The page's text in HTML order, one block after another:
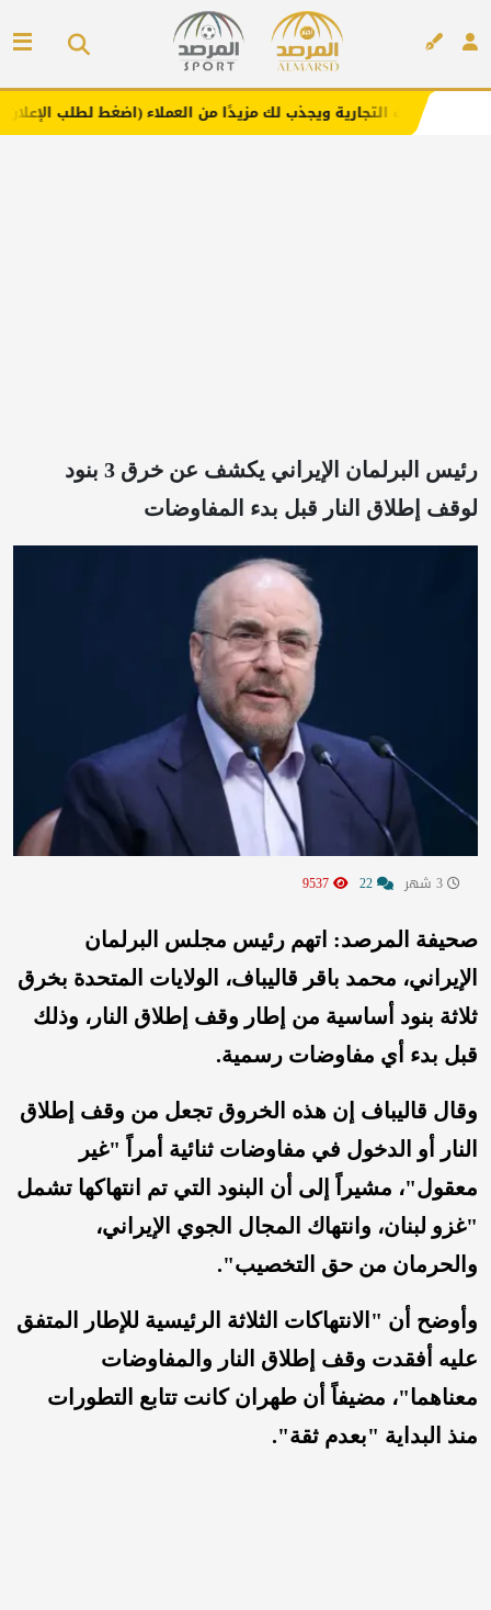
ويجذب لك مزيدًا من العملاء (اضغط لطلب الإعلان)
رئيس البرلمان الإيراني يكشف عن خرق 3 بنود
لوقف إطلاق النار قبل بدء المفاوضات
صحيفة المرصد: اتهم رئيس مجلس البرلمان
الإيراني، محمد باقر قاليباف، الولايات المتحدة بخرق
ثلاثة بنود أساسية من إطار وقف إطلاق النار، وذلك
قبل بدء أي مفاوضات رسمية.
وقال قاليباف إن هذه الخروق تجعل من وقف إطلاق
النار أو الدخول في مفاوضات ثنائية أمراً "غير
معقول"، مشيراً إلى أن البنود التي تم انتهاكها تشمل
"غزو لبنان، وانتهاك المجال الجوي الإيراني،
والحرمان من حق التخصيب".
وأوضح أن "الانتهاكات الثلاثة الرئيسية للإطار المتفق
عليه أفقدت وقف إطلاق النار والمفاوضات
معناهما"، مضيفاً أن طهران كانت تتابع التطورات
منذ البداية "بعدم ثقة".